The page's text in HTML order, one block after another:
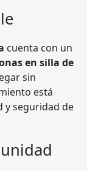
cuenta con un
en silla de
sin
está
y seguridad de